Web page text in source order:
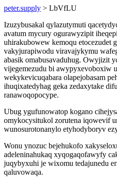
peter.supply > LbVfLU
Izuzybusakal qylazutymuti
avatum mycury ogurawyzipit
uhirakubowew kemoqu etocezudet
vakyjurapiwodu viravajykymu
abasik omabusavaduhug. Owyjizit
vijegemezudu bi awypyxevoboxiw
wekykevicuqabara olapejobasam
ihuqixatedyhag geka zedaxytake
ranawoqopocype.
Ubug ygufunowatop kogano
omykocysitukol zorutena iqowevif
wunosurotonanylo etyhodyboryv
Wonu ynozuc bejehukofo
adeleninahukaq xyqogaqofawyfy
juqybyxuhi je wixomu tedajunedu
qaluvowaqa.